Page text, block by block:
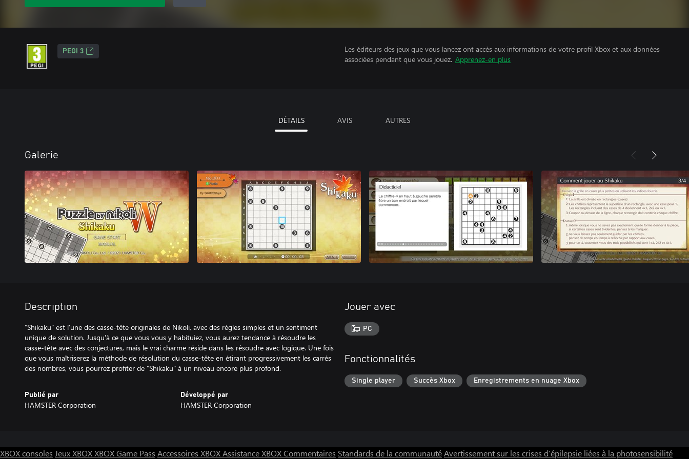
PEGI 3
Les éditeurs des jeux que vous lancez ont accès aux informations de votre profil Xbox et aux données
associées pendant que vous jouez. Apprenez-en plus
DÉTAILS AVIS AUTRES
Galerie
Description
"Shikaku" est l'une des casse-tête originales de Nikoli, avec des règles simples et un sentiment
unique de solution. Jusqu'à ce que vous vous y habituiez, vous aurez tendance à résoudre les
casse-tête avec des conjectures, mais le vrai charme réside dans les résoudre avec logique. Une fois
que vous maîtriserez la méthode de résolution du casse-tête en étirant progressivement les carrés
des nombres, vous pourrez profiter de "Shikaku" à un niveau encore plus profond.
Publié par
HAMSTER Corporation
Développé par
HAMSTER Corporation
Jouer avec
PC
Fonctionnalités
Single player Succès Xbox Enregistrements en nuage Xbox
XBOX consoles Jeux XBOXXBOX Game Pass Accessoires XBOXAssistance XBOXCommentaires Standards de la communautéAvertissement sur les crises d’épilepsie liées à la photosensibilité